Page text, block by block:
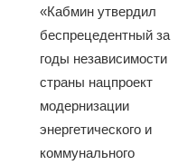
«Кабмин утвердил
беспрецедентный за
годы независимости
страны нацпроект
модернизации
энергетического и
коммунального